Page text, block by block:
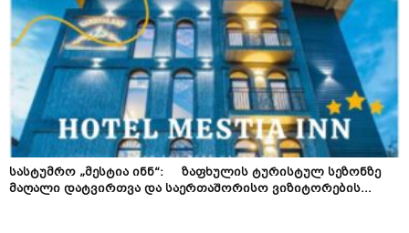
სასტუმრო „მესტია ინნ“: ზაფხულის ტურისტულ სეზონზე
მაღალი დატვირთვა და საერთაშორისო ვიზიტორების...